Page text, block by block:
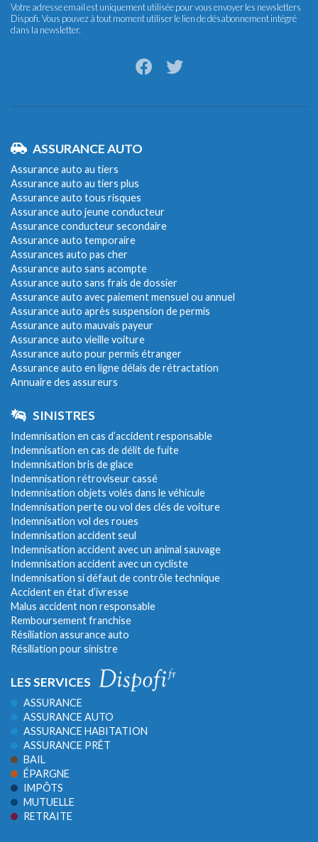
Votre adresse email est uniquement utilisée pour vous envoyer les newsletters
Dispofi. Vous pouvez à tout moment utiliser le lien de désabonnement intégré
dans la newsletter.
ASSURANCE AUTO
Assurance auto au tiers
Assurance auto au tiers plus
Assurance auto tous risques
Assurance auto jeune conducteur
Assurance conducteur secondaire
Assurance auto temporaire
Assurances auto pas cher
Assurance auto sans acompte
Assurance auto sans frais de dossier
Assurance auto avec paiement mensuel ou annuel
Assurance auto après suspension de permis
Assurance auto mauvais payeur
Assurance auto vieille voiture
Assurance auto pour permis étranger
Assurance auto en ligne délais de rétractation
Annuaire des assureurs
SINISTRES
Indemnisation en cas d’accident responsable
Indemnisation en cas de délit de fuite
Indemnisation bris de glace
Indemnisation rétroviseur cassé
Indemnisation objets volés dans le véhicule
Indemnisation perte ou vol des clés de voiture
Indemnisation vol des roues
Indemnisation accident seul
Indemnisation accident avec un animal sauvage
Indemnisation accident avec un cycliste
Indemnisation si défaut de contrôle technique
Accident en état d’ivresse
Malus accident non responsable
Remboursement franchise
Résiliation assurance auto
Résiliation pour sinistre
LES SERVICES
ASSURANCE
ASSURANCE AUTO
ASSURANCE HABITATION
ASSURANCE PRÊT
BAIL
ÉPARGNE
IMPÔTS
MUTUELLE
RETRAITE